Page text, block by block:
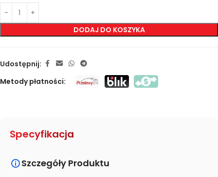
DODAJ DO KOSZYKA
Udostępnij:
Metody płatności:
Specyfikacja
Szczegóły Produktu